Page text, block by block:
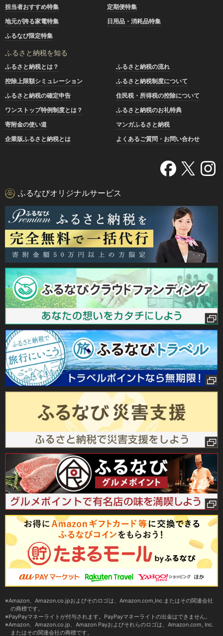
担当者おすすめ特集
定期便特集
地元が誇る家電特集
日用品・消耗品特集
ふるなび限定特集
ふるさと納税を知る
ふるさと納税とは？
ふるさと納税の流れ
控除上限額シミュレーション
ふるさと納税制度について
ふるさと納税の確定申告
住民税・所得税の控除について
ワンストップ特例制度とは？
ふるさと納税のお礼特典
寄附金の使い道
マンガふるさと納税
企業版ふるさと納税とは
よくあるご質問・お問い合わせ
ふるなびオリジナルサービス
Amazon、Amazon.co.jpおよびそのロゴは、Amazon.com,Inc.またはその関連会社
の商標です。
PayPayマネーライトが付与されます。PayPayマネーライトの出金はできません。
Amazon、Amazon.co.jp、Amazon Payおよびそれらのロゴは、Amazon.com, Inc.
またはその関連会社の商標です。